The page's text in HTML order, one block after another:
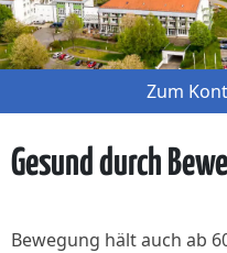
Zum
Gesund durch
Bewegung hält auch ab